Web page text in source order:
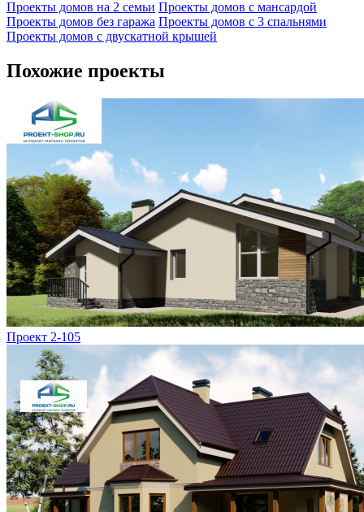
Проекты домов на 2 семьи Проекты домов с мансардой
Проекты домов без гаража Проекты домов с 3 спальнями
Проекты домов с двускатной крышей
Похожие проекты
Проект 2-105